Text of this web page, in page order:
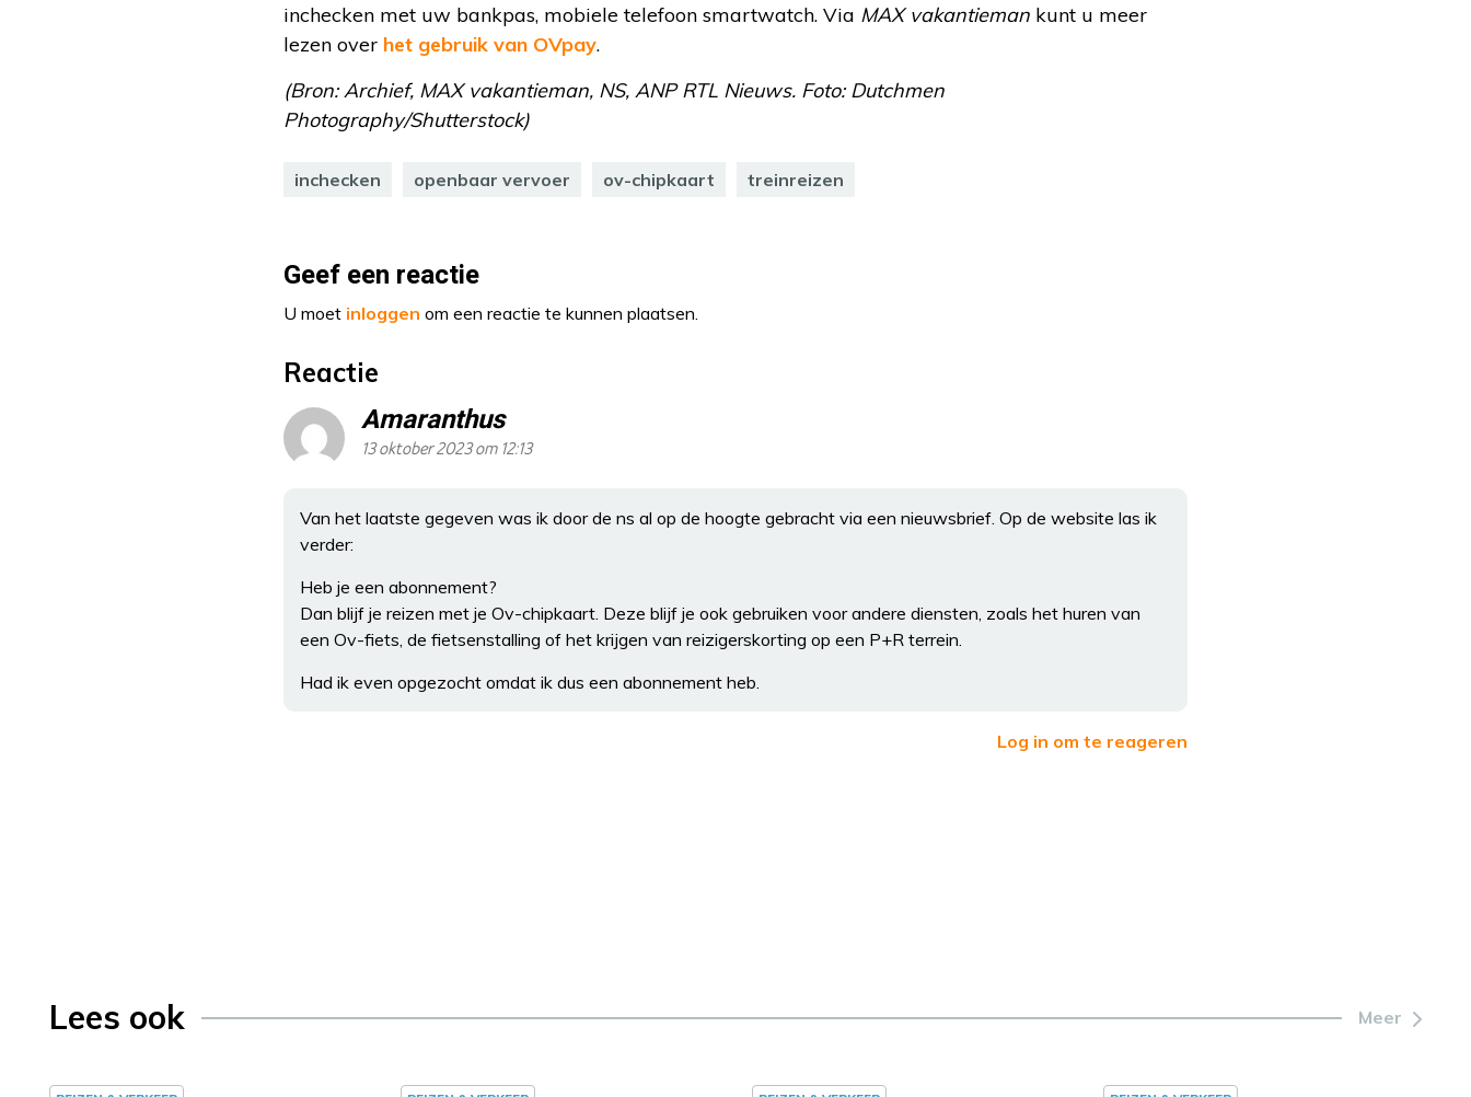
inchecken met uw bankpas, mobiele telefoon smartwatch. Via MAX vakantieman kunt u meer
lezen over het gebruik van OVpay.
(Bron: Archief, MAX vakantieman, NS, ANP RTL Nieuws. Foto: Dutchmen
Photography/Shutterstock)
inchecken openbaar vervoer ov-chipkaart treinreizen
Geef een reactie
U moet inloggen om een reactie te kunnen plaatsen.
Reactie
Amaranthus
13 oktober 2023 om 12:13
Van het laatste gegeven was ik door de ns al op de hoogte gebracht via een nieuwsbrief. Op de website las ik
verder:
Heb je een abonnement?
Dan blijf je reizen met je Ov-chipkaart. Deze blijf je ook gebruiken voor andere diensten, zoals het huren van
een Ov-fiets, de fietsenstalling of het krijgen van reizigerskorting op een P+R terrein.
Had ik even opgezocht omdat ik dus een abonnement heb.
Log in om te reageren
Lees ook Meer